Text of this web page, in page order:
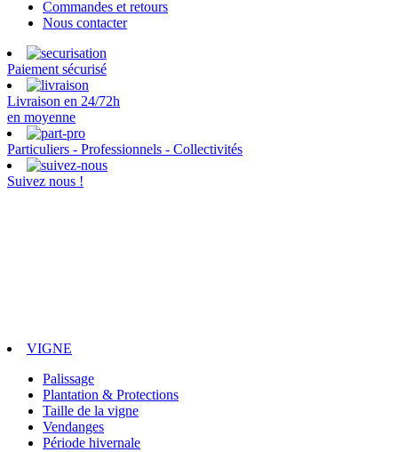
Commandes et retours
Nous contacter
Paiement sécurisé
Livraison en 24/72h
en moyenne
Particuliers - Professionnels - Collectivités
Suivez nous !
VIGNE
Palissage
Plantation & Protections
Taille de la vigne
Vendanges
Période hivernale